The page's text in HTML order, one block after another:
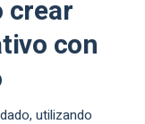
crear
con
utilizando